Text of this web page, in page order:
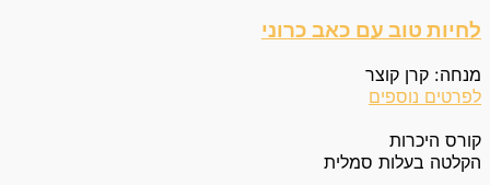
לחיות טוב עם כאב כרוני
מנחה: קרן קוצר
לפרטים נוספים
קורס היכרות
הקלטה בעלות סמלית